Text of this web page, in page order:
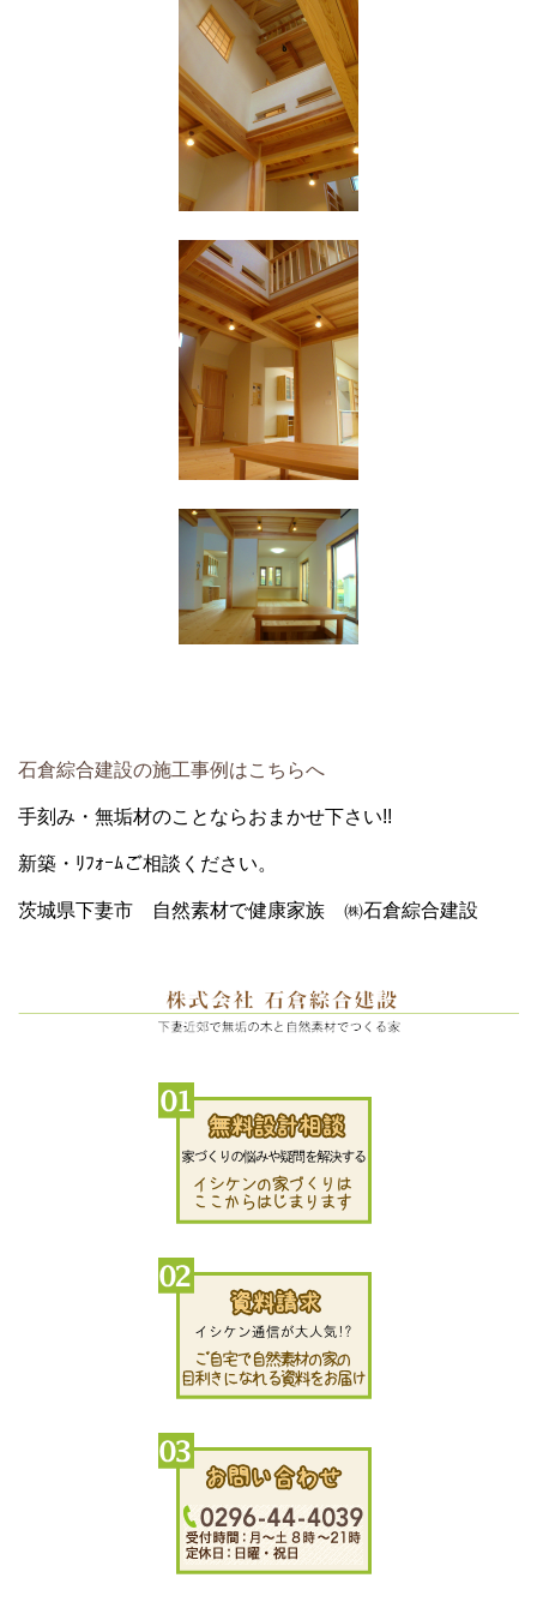
石倉綜合建設の施工事例はこちらへ
手刻み・無垢材のことならおまかせ下さい!!
新築・ﾘﾌｫｰﾑご相談ください。
茨城県下妻市 自然素材で健康家族 ㈱石倉綜合建設